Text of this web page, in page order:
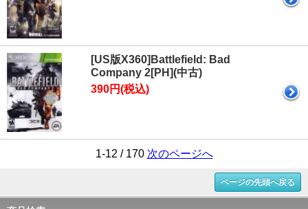
[US版X360]Battlefield: Bad
Company 2[PH](中古)
390円(税込)
1-12 / 170 次のページへ
ページの先頭へ戻る